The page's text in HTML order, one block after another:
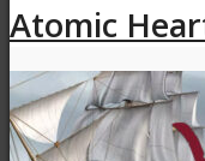
Atomic